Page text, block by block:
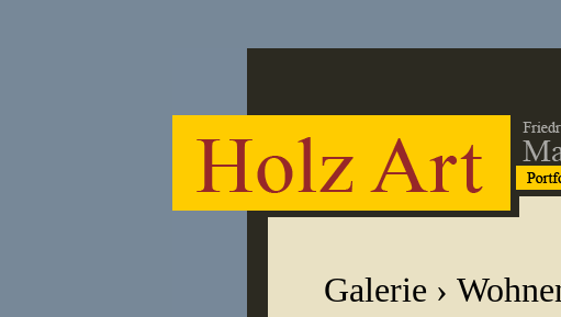
Galerie ›